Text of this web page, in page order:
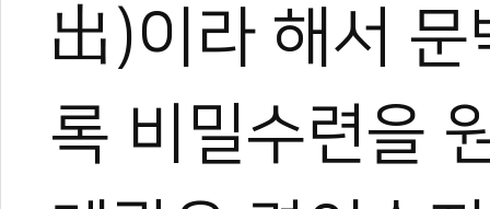
出)이라 해서
록 비밀수련을